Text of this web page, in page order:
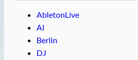
AbletonLive
AI
Berlin
DJ